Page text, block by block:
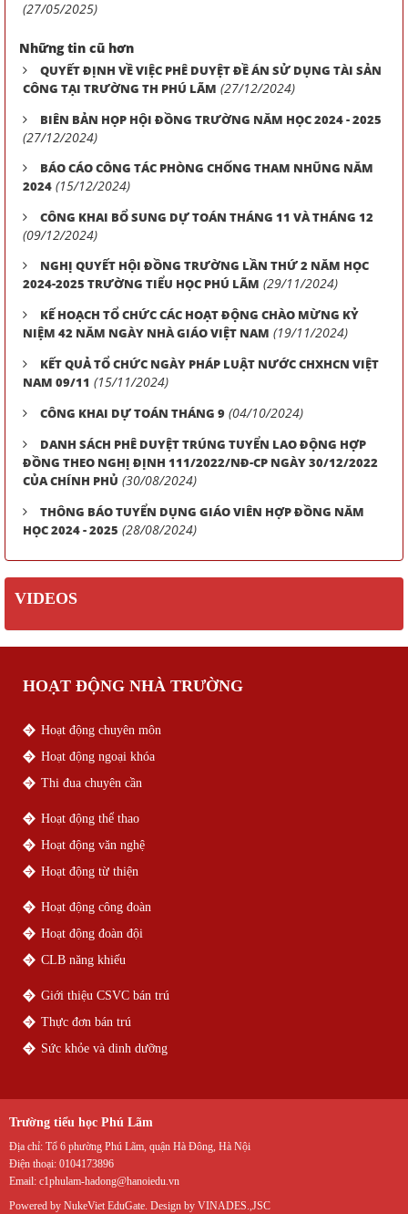
(27/05/2025)
Những tin cũ hơn
QUYẾT ĐỊNH VỀ VIỆC PHÊ DUYỆT ĐỀ ÁN SỬ DỤNG TÀI SẢN
CÔNG TẠI TRƯỜNG TH PHÚ LÃM (27/12/2024)
BIÊN BẢN HỌP HỘI ĐỒNG TRƯỜNG NĂM HỌC 2024 - 2025
(27/12/2024)
BÁO CÁO CÔNG TÁC PHÒNG CHỐNG THAM NHŨNG NĂM
2024 (15/12/2024)
CÔNG KHAI BỔ SUNG DỰ TOÁN THÁNG 11 VÀ THÁNG 12
(09/12/2024)
NGHỊ QUYẾT HỘI ĐỒNG TRƯỜNG LẦN THỨ 2 NĂM HỌC
2024-2025 TRƯỜNG TIỂU HỌC PHÚ LÃM (29/11/2024)
KẾ HOẠCH TỔ CHỨC CÁC HOẠT ĐỘNG CHÀO MỪNG KỶ
NIỆM 42 NĂM NGÀY NHÀ GIÁO VIỆT NAM (19/11/2024)
KẾT QUẢ TỔ CHỨC NGÀY PHÁP LUẬT NƯỚC CHXHCN VIỆT
NAM 09/11 (15/11/2024)
CÔNG KHAI DỰ TOÁN THÁNG 9 (04/10/2024)
DANH SÁCH PHÊ DUYỆT TRÚNG TUYỂN LAO ĐỘNG HỢP
ĐỒNG THEO NGHỊ ĐỊNH 111/2022/NĐ-CP NGÀY 30/12/2022
CỦA CHÍNH PHỦ (30/08/2024)
THÔNG BÁO TUYỂN DỤNG GIÁO VIÊN HỢP ĐỒNG NĂM
HỌC 2024 - 2025 (28/08/2024)
VIDEOS
HOẠT ĐỘNG NHÀ TRƯỜNG
Hoạt động chuyên môn
Hoạt động ngoại khóa
Thi đua chuyên cần
Hoạt động thể thao
Hoạt động văn nghệ
Hoạt động từ thiện
Hoạt động công đoàn
Hoạt động đoàn đội
CLB năng khiếu
Giới thiệu CSVC bán trú
Thực đơn bán trú
Sức khỏe và dinh dưỡng
Trường tiểu học Phú Lãm
Địa chỉ: Tổ 6 phường Phú Lãm, quận Hà Đông, Hà Nội
Điện thoại: 0104173896
Email: c1phulam-hadong@hanoiedu.vn
Powered by NukeViet EduGate. Design by VINADES.,JSC